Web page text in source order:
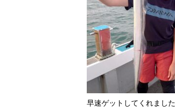
早速ゲットしてくれました